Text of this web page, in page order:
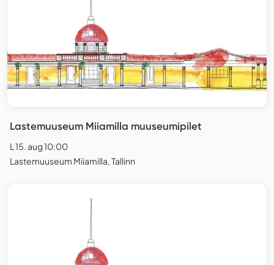
Lastemuuseum Miiamilla muuseumipilet
L 15. aug 10:00
Lastemuuseum Miiamilla, Tallinn